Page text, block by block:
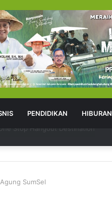
PENDIDIKAN HIBURAN
SumSel